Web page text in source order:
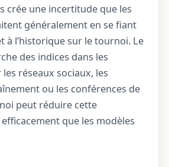
crée une incertitude que les
généralement en se fiant
à l’historique sur le tournoi. Le
des indices dans les
réseaux sociaux, les
ou les conférences de
peut réduire cette
que les modèles